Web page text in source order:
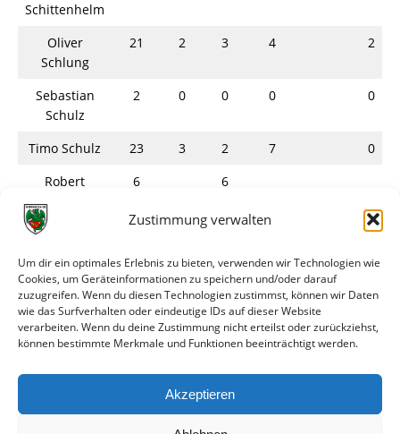
Zustimmung verwalten
Um dir ein optimales Erlebnis zu bieten, verwenden wir Technologien wie
Cookies, um Geräteinformationen zu speichern und/oder darauf
zuzugreifen. Wenn du diesen Technologien zustimmst, können wir Daten
wie das Surfverhalten oder eindeutige IDs auf dieser Website
verarbeiten. Wenn du deine Zustimmung nicht erteilst oder zurückziehst,
können bestimmte Merkmale und Funktionen beeinträchtigt werden.
Akzeptieren
Schittenhelm
Oliver
Schlung
21 2 3 4 2
Sebastian
Schulz
2 0 0 0 0
Timo Schulz 23 3 2 7
0
Robert
Spahn
6 6
0
Vilmos Szalai 4
1
Renato
Tusha
12 0 0 5
Michael Yi 1 0 1 0
0